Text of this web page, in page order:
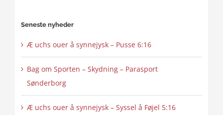
Seneste nyheder
Æ uchs ouer å synnejysk – Pusse 6:16
Bag om Sporten – Skydning – Parasport
Sønderborg
Æ uchs ouer å synnejysk – Syssel å Føjel 5:16